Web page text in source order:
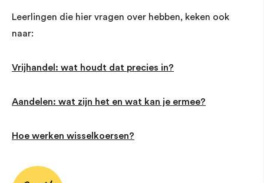
Leerlingen die hier vragen over hebben, keken ook
naar:
Vrijhandel: wat houdt dat precies in?
Aandelen: wat zijn het en wat kan je ermee?
Hoe werken wisselkoersen?